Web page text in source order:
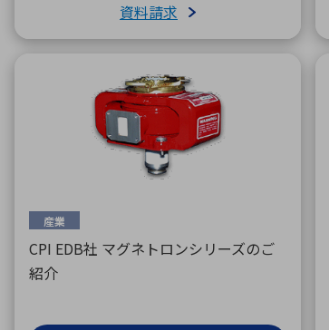
資料請求
産業
CPI EDB社 マグネトロンシリーズのご
紹介